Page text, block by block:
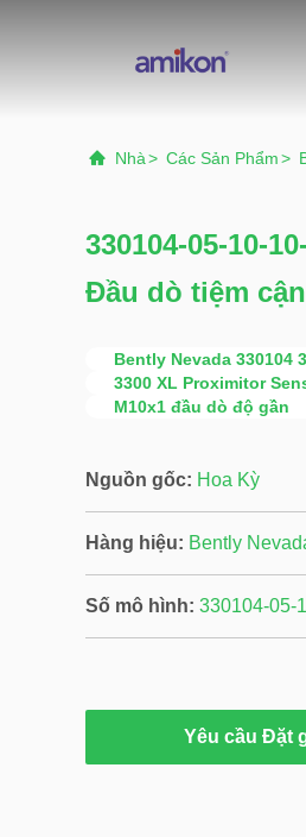
Nhà> Các Sản Phẩm>
330104-05-10-
Đầu dò tiệm cận
Bently Nevada 330104
3300 XL Proximitor
M10x1 đầu dò độ gần
Nguồn gốc: Hoa Kỳ
Hàng hiệu: Bently
Số mô hình: 330104-05-
Yêu cầu Đặt